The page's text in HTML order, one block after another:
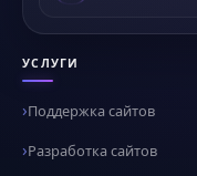
УСЛУГИ
Поддержка сайтов
Разработка сайтов